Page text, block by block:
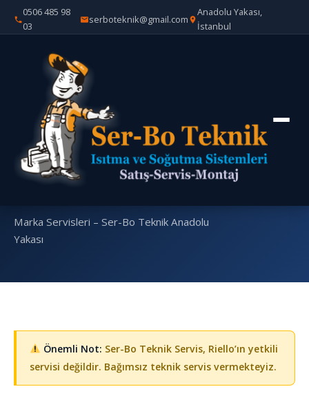
0506 485 98
03
serboteknik@gmail.com
Anadolu Yakası,
İstanbul
Marka
Servisleri
›
Riello Brülör Özel Servisi – Ser-
Bo Teknik Anadolu Yakası
Riello Brülör Özel
Servisi – Ser-Bo
Teknik Anadolu
Marka Servisleri – Ser-Bo Teknik Anadolu
Yakası
Önemli Not: Ser-Bo Teknik Servis, Riello’ın yetkili
servisi değildir. Bağımsız teknik servis vermekteyiz.